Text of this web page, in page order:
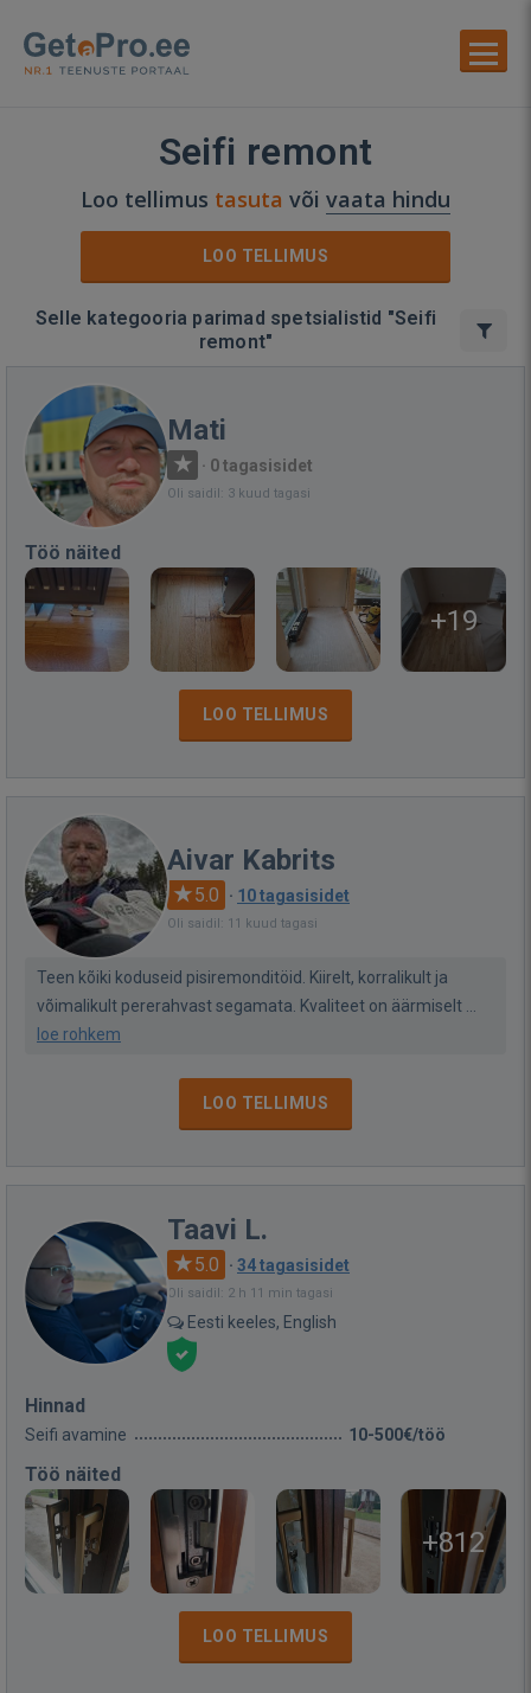
Seifi remont
Loo tellimus tasuta või vaata hindu
LOO TELLIMUS
Selle kategooria parimad spetsialistid "Seifi
remont"
Mati
· 0 tagasisidet
Oli saidil: 3 kuud tagasi
Töö näited
+19
LOO TELLIMUS
Aivar Kabrits
5.0 · 10 tagasisidet
Oli saidil: 11 kuud tagasi
Teen kõiki koduseid pisiremonditöid. Kiirelt, korralikult ja
võimalikult pererahvast segamata. Kvaliteet on äärmiselt ...
loe rohkem
LOO TELLIMUS
Taavi L.
5.0 · 34 tagasisidet
Oli saidil: 2 h 11 min tagasi
Eesti keeles, English
Hinnad
Seifi avamine 10-500€/töö
Töö näited
+812
LOO TELLIMUS